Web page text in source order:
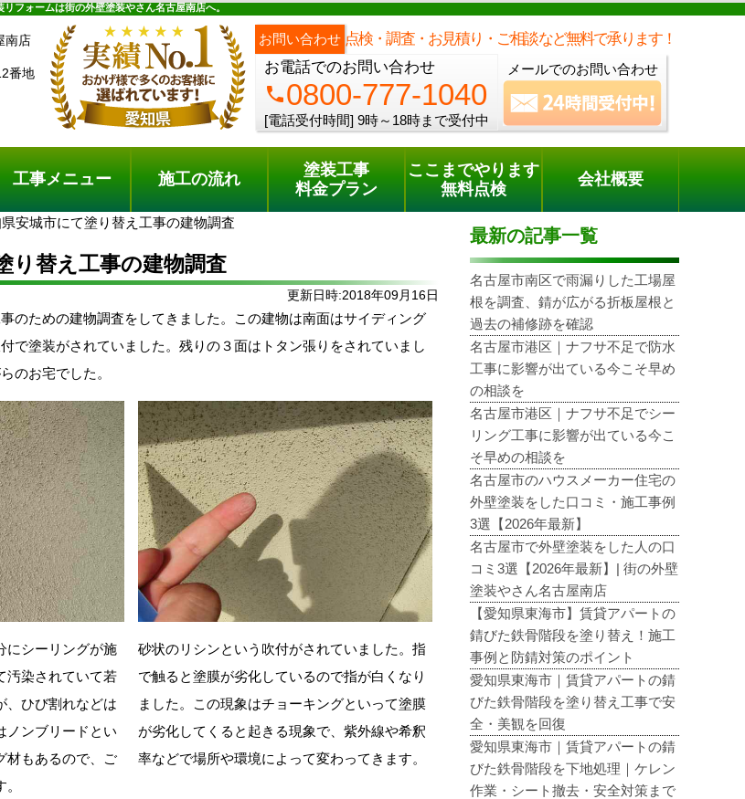
フォームは街の外壁塗装やさん名古屋南店へ。
南店
番地
お問い合わせ 点検・調査・お見積り・ご相談など無料で承ります！
お電話でのお問い合わせ
phone0800-777-1040
[電話受付時間] 9時～18時まで受付中
メールでのお問い合わせ
料金プラン 無料点検
電話でのご相談 [9時～18時まで受付中]
phone0800-777-1040
工事メニュー 施工の流れ
塗装工事
料金プラン
ここまでやります
無料点検
会社概要
安城市にて塗り替え工事の建物調査
り替え工事の建物調査
更新日時:2018年09月16日
のための建物調査をしてきました。この建物は南面はサイディング
で塗装がされていました。残りの３面はトタン張りをされていまし
のお宅でした。
にシーリングが施
汚染されていて若
、ひび割れなどは
ノンブリードとい
材もあるので、ご
砂状のリシンという吹付がされていました。指
で触ると塗膜が劣化しているので指が白くなり
ました。この現象はチョーキングといって塗膜
が劣化してくると起きる現象で、紫外線や希釈
率などで場所や環境によって変わってきます。
最新の記事一覧
名古屋市南区で雨漏りした工場屋
根を調査、錆が広がる折板屋根と
過去の補修跡を確認
名古屋市港区｜ナフサ不足で防水
工事に影響が出ている今こそ早め
の相談を
名古屋市港区｜ナフサ不足でシー
リング工事に影響が出ている今こ
そ早めの相談を
名古屋市のハウスメーカー住宅の
外壁塗装をした口コミ・施工事例
3選【2026年最新】
名古屋市で外壁塗装をした人の口
コミ3選【2026年最新】| 街の外壁
塗装やさん名古屋南店
【愛知県東海市】賃貸アパートの
錆びた鉄骨階段を塗り替え！施工
事例と防錆対策のポイント
愛知県東海市｜賃貸アパートの錆
びた鉄骨階段を塗り替え工事で安
全・美観を回復
愛知県東海市｜賃貸アパートの錆
びた鉄骨階段を下地処理｜ケレン
作業・シート撤去・安全対策まで